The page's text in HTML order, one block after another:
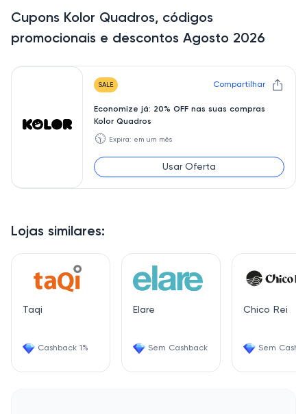
Lojas similares:
Taqi
Cashback 1%
Elare
Sem Cashback
Chico Rei
Sem
Cupons Kolor Quadros, códigos
promocionais e descontos Agosto 2026
SALE Compartilhar
Economize já: 20% OFF nas suas compras
Kolor Quadros
🕥 Expira: em um mês
Usar Oferta